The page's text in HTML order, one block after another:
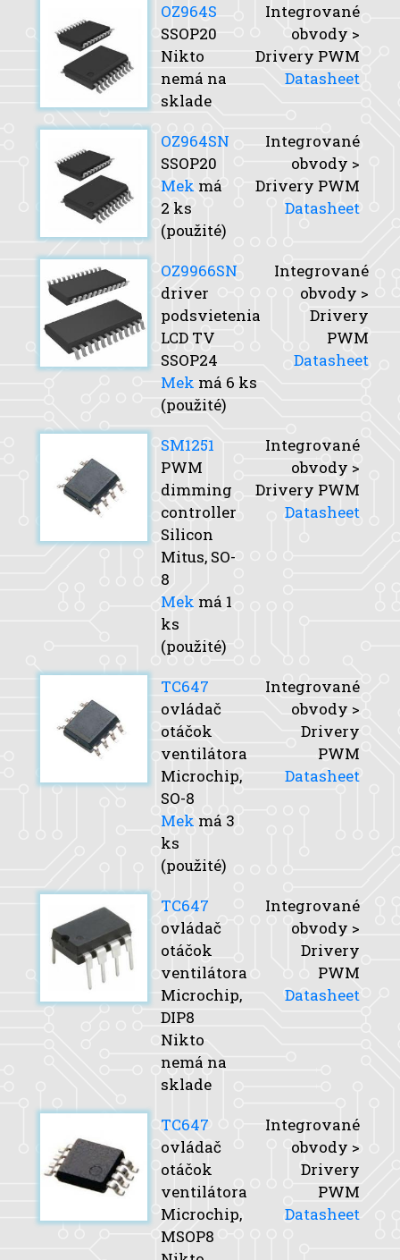
OZ964S
SSOP20
Nikto
nemá na
sklade
Integrované
obvody >
Drivery PWM
Datasheet
OZ964SN
SSOP20
Mek má
2 ks
(použité)
Integrované
obvody >
Drivery PWM
Datasheet
OZ9966SN
driver
podsvietenia
LCD TV
SSOP24
Mek má 6 ks
(použité)
Integrované
obvody >
Drivery
PWM
Datasheet
SM1251
PWM
dimming
controller
Silicon
Mitus, SO-
8
Mek má 1
ks
(použité)
Integrované
obvody >
Drivery PWM
Datasheet
TC647
ovládač
otáčok
ventilátora
Microchip,
SO-8
Mek má 3
ks
(použité)
Integrované
obvody >
Drivery
PWM
Datasheet
TC647
ovládač
otáčok
ventilátora
Microchip,
DIP8
Nikto
nemá na
sklade
Integrované
obvody >
Drivery
PWM
Datasheet
TC647
ovládač
otáčok
ventilátora
Microchip,
MSOP8
Integrované
obvody >
Drivery
PWM
Datasheet